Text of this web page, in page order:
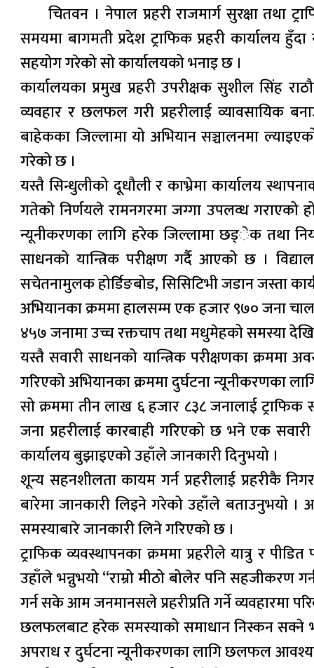
चितवन । नेपाल प्रहरी राजमार्ग सुरक्षा तथा
समयमा बागमती प्रदेश ट्राफिक प्रहरी कार्यालय
सहयोग गरेको सो कार्यालयको भनाइ छ ।
कार्यालयका प्रमुख प्रहरी उपरीक्षक सुशील सिंह
व्यवहार र छलफल गरी प्रहरीलाई व्यावसायिक
बाहेकका जिल्लामा यो अभियान सञ्चालनमा
गरेको छ ।
यस्तै सिन्धुलीको दूधौली र काभ्रेमा कार्यालय
गतेको निर्णयले रामनगरमा जग्गा उपलव्ध गराएको
न्यूनीकरणका लागि हरेक जिल्लामा छड्ेक तथा
साधनको यान्त्रिक परीक्षण गर्दै आएको छ ।
सचेतनामुलक होर्डिङबोड, सिसिटिभी जडान जस्ता
अभियानका क्रममा हालसम्म एक हजार ९७० जना
४५७ जनामा उच्च रक्तचाप तथा मधुमेहको समस्या
यस्तै सवारी साधनको यान्त्रिक परीक्षणका
गरिएको अभियानका क्रममा दुर्घटना न्यूनीकरणका
सो क्रममा तीन लाख ६ हजार ८३८ जनालाई
जना प्रहरीलाई कारबाही गरिएको छ भने एक
कार्यालय बुझाइएको उहाँले जानकारी दिनुभयो ।
शून्य सहनशीलता कायम गर्न प्रहरीलाई प्रहरीकै
बारेमा जानकारी लिइने गरेको उहाँले बताउनुभयो
समस्याबारे जानकारी लिने गरिएको छ ।
ट्राफिक व्यवस्थापनका क्रममा प्रहरीले यात्रु र
उहाँले भन्नुभयो “राम्रो मीठो बोलेर पनि सहजीकरण
गर्न सके आम जनमानसले प्रहरीप्रति गर्ने व्यवहारमा
छलफलबाट हरेक समस्याको समाधान निस्कन सक्ने
अपराध र दुर्घटना न्यूनीकरणका लागि छलफल